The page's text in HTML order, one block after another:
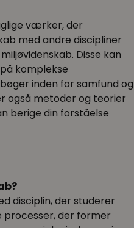
værker, der
med andre discipliner
Disse kan
komplekse
inden for samfund og
også metoder og teorier
berige din forståelse
disciplin, der studerer
processer, der former